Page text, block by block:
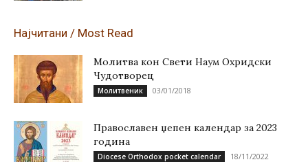
Најчитани / Most Read
Молитва кон Свети Наум Охридски
Чудотворец
Молитвеник 03/01/2018
Православен џепен календар за 2023
година
Diocese Orthodox pocket calendar 18/11/2022